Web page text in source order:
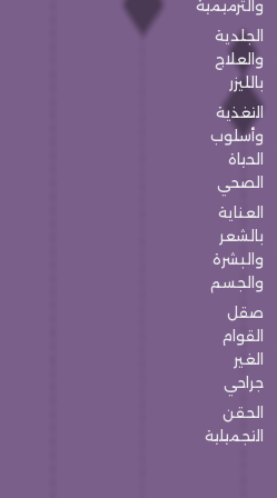
والترميمية
الجلدية
والعلاج
بالليزر
التغذية
وأسلوب
الحياة
الصحي
العناية
بالشعر
والبشرة
والجسم
صقل
القوام
الغير
جراحي
الحقن
التجميلية